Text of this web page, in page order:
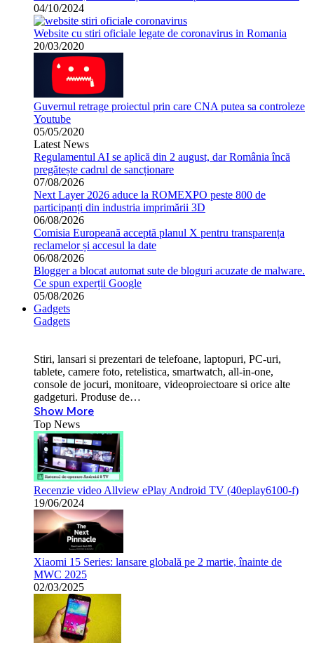
04/10/2024
Website cu stiri oficiale legate de coronavirus in Romania
20/03/2020
Guvernul retrage proiectul prin care CNA putea sa controleze
Youtube
05/05/2020
Latest News
Regulamentul AI se aplică din 2 august, dar România încă
pregătește cadrul de sancționare
07/08/2026
Next Layer 2026 aduce la ROMEXPO peste 800 de
participanți din industria imprimării 3D
06/08/2026
Comisia Europeană acceptă planul X pentru transparența
reclamelor și accesul la date
06/08/2026
Blogger a blocat automat sute de bloguri acuzate de malware.
Ce spun experții Google
05/08/2026
Gadgets
Gadgets
Stiri, lansari si prezentari de telefoane, laptopuri, PC-uri,
tablete, camere foto, retelistica, smartwatch, all-in-one,
console de jocuri, monitoare, videoproiectoare si orice alte
gadgeturi. Produse de…
Show More
Top News
Recenzie video Allview ePlay Android TV (40eplay6100-f)
19/06/2024
Xiaomi 15 Series: lansare globală pe 2 martie, înainte de
MWC 2025
02/03/2025